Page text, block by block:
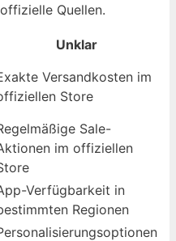
Quellen.
Unklar
Versandkosten im
Store
Sale-
im offiziellen
Verfügbarkeit in
Regionen